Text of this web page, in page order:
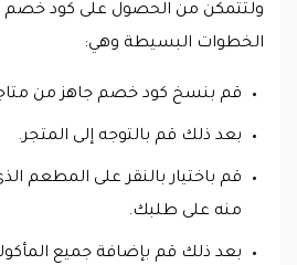
ولتتمكن من الحصول على كود خصم
الخطوات البسيطة وهي:
قم بنسخ كود خصم جاهز من
بعد ذلك قم بالتوجه إلى المتجر.
قم باختيار بالنقر على المطعم
منه على طلبك.
بعد ذلك قم بإضافة جميع